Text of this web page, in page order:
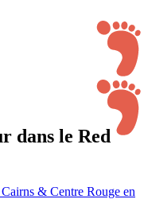
dans le Red
& Centre Rouge en